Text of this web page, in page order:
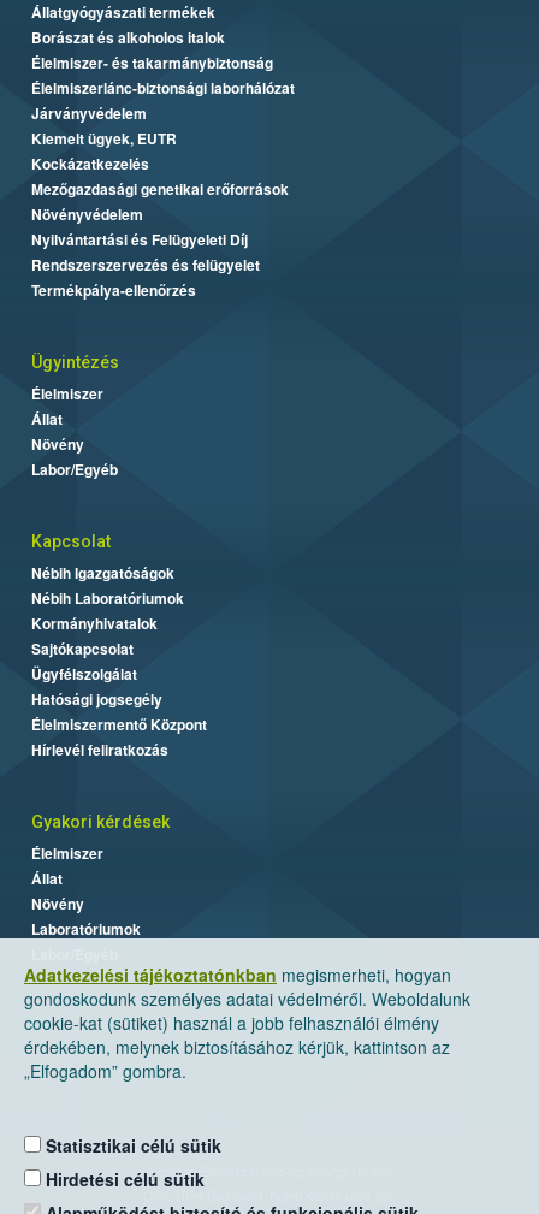
Adatkezelési tájékoztatónkban megismerheti, hogyan
gondoskodunk személyes adatai védelméről. Weboldalunk
cookie-kat (sütiket) használ a jobb felhasználói élmény
érdekében, melynek biztosításához kérjük, kattintson az
„Elfogadom” gombra.
Statisztikai célú sütik
Hirdetési célú sütik
Állatgyógyászati termékek
Borászat és alkoholos italok
Élelmiszer- és takarmánybiztonság
Élelmiszerlánc-biztonsági laborhálózat
Járványvédelem
Kiemelt ügyek, EUTR
Kockázatkezelés
Mezőgazdasági genetikai erőforrások
Növényvédelem
Nyilvántartási és Felügyeleti Díj
Rendszerszervezés és felügyelet
Termékpálya-ellenőrzés
Ügyintézés
Élelmiszer
Állat
Növény
Labor/Egyéb
Kapcsolat
Nébih Igazgatóságok
Nébih Laboratóriumok
Kormányhivatalok
Sajtókapcsolat
Ügyfélszolgálat
Hatósági jogsegély
Élelmiszermentő Központ
Hírlevél feliratkozás
Gyakori kérdések
Élelmiszer
Állat
Növény
Laboratóriumok
Nemzeti Élelmiszerlánc-biztonsági Hivatal